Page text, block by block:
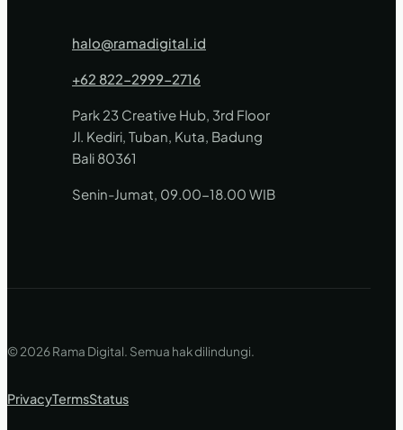
halo@ramadigital.id
+62 822-2999-2716
Park 23 Creative Hub, 3rd Floor
Jl. Kediri, Tuban, Kuta, Badung
Bali 80361
Senin-Jumat, 09.00-18.00 WIB
PrivacyTermsStatus
© 2026 Rama Digital. Semua hak dilindungi.